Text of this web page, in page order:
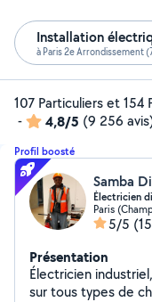
Installation
à Paris 2e Arrondissement
107 Particuliers et
-
4,8/5 (9 256
Profil boosté
Samba
Électricien
Paris
5/5
Présentation
Électricien
sur tous types de